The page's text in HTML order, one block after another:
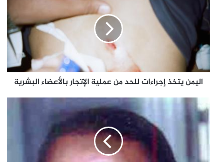
اليمن يتخذ إجراءات للحد من عملية الإتجار بالأعضاء البشرية